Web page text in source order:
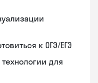
к ОГЭ/ЕГЭ
для